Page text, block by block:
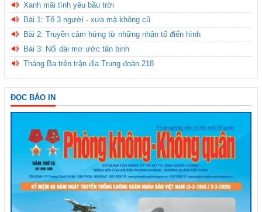
Xanh mãi tình yêu bầu trời
Bài 1: Tổ 3 người - xưa mà không cũ
Bài 2: Truyền cảm hứng từ những nhân tố điển hình
Bài 3: Nối dài mơ ước tân binh
Tháng Ba trên trận địa Trung đoàn 218
ĐỌC BÁO IN